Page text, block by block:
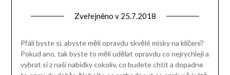
Zveřejněno v 25.7.2018
Přáli byste si, abyste měli opravdu skvělé misky na klíčení?
Pokud ano, tak byste to měli udělat opravdu co nejrychleji a
vybrat si z naší nabídky cokoliv, co budete chtít a dopadne